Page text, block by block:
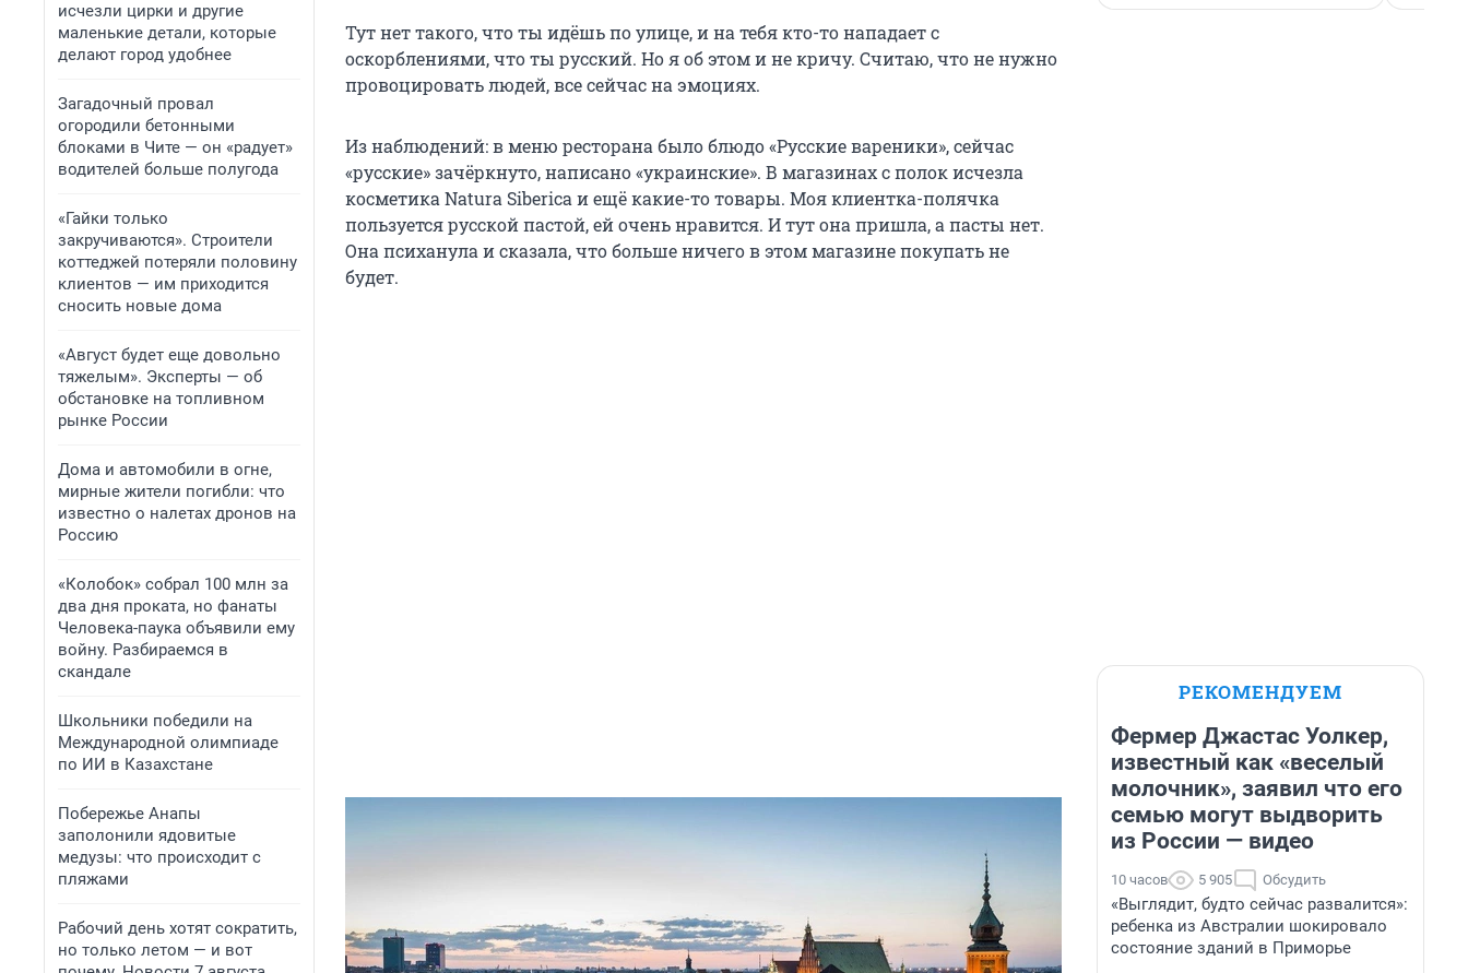
исчезли цирки и другие
маленькие детали, которые
делают город удобнее
Загадочный провал
огородили бетонными
блоками в Чите — он «радует»
водителей больше полугода
«Гайки только
закручиваются». Строители
коттеджей потеряли половину
клиентов — им приходится
сносить новые дома
«Август будет еще довольно
тяжелым». Эксперты — об
обстановке на топливном
рынке России
Дома и автомобили в огне,
мирные жители погибли: что
известно о налетах дронов на
Россию
«Колобок» собрал 100 млн за
два дня проката, но фанаты
Человека-паука объявили ему
войну. Разбираемся в
скандале
Школьники победили на
Международной олимпиаде
по ИИ в Казахстане
Побережье Анапы
заполонили ядовитые
медузы: что происходит с
пляжами
Рабочий день хотят сократить,
но только летом — и вот
Тут нет такого, что ты идёшь по улице, и на тебя кто-то нападает с
оскорблениями, что ты русский. Но я об этом и не кричу. Считаю, что не нужно
провоцировать людей, все сейчас на эмоциях.
Из наблюдений: в меню ресторана было блюдо «Русские вареники», сейчас
«русские» зачёркнуто, написано «украинские». В магазинах с полок исчезла
косметика Natura Siberica и ещё какие-то товары. Моя клиентка-полячка
пользуется русской пастой, ей очень нравится. И тут она пришла, а пасты нет.
Она психанула и сказала, что больше ничего в этом магазине покупать не
будет.
РЕКОМЕНДУЕМ
Фермер Джастас Уолкер,
известный как «веселый
молочник», заявил что его
семью могут выдворить
из России — видео
10 часов 5 905 Обсудить
«Выглядит, будто сейчас развалится»:
ребенка из Австралии шокировало
состояние зданий в Приморье